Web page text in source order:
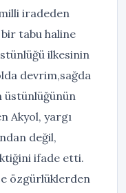
iradeden
tabu haline
ilkesinin
devrim,sağda
üstünlüğünün
Akyol, yargı
değil,
ifade etti.
özgürlüklerden